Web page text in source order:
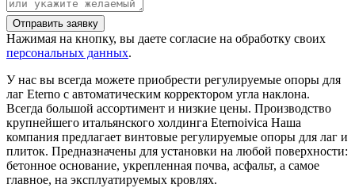
Нажимая на кнопку, вы даете согласие на обработку своих
персональных данных.
У нас вы всегда можете приобрести регулируемые опоры для
лаг Eterno с автоматическим корректором угла наклона.
Всегда большой ассортимент и низкие цены. Производство
крупнейшего итальянского холдинга Eternoivica Наша
компания предлагает винтовые регулируемые опоры для лаг и
плиток. Предназначены для установки на любой поверхности:
бетонное основание, укрепленная почва, асфальт, а самое
главное, на эксплуатируемых кровлях.